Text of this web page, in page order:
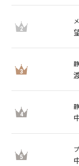
納得リフォーム
お知らせ
2
3
4
5